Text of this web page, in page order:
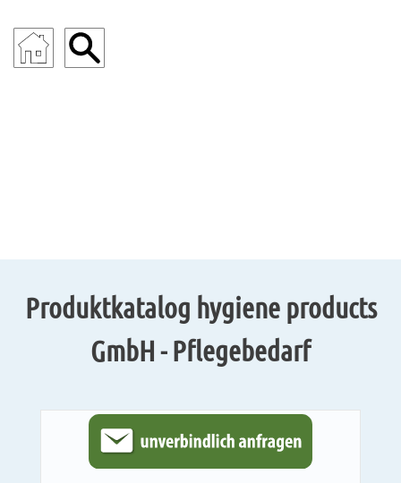
Produktkatalog hygiene products
GmbH - Pflegebedarf